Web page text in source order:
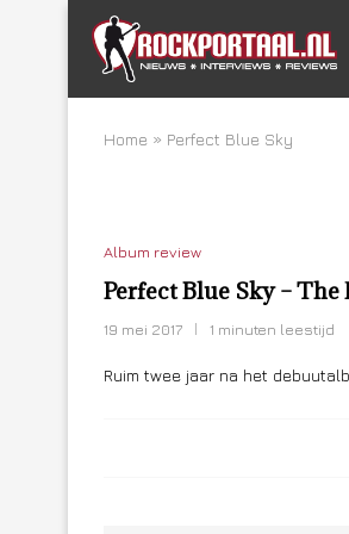
Home » Perfect Blue Sky
Album review
Perfect Blue Sky –
19 mei 2017 1 minuten leestijd
Ruim twee jaar na het